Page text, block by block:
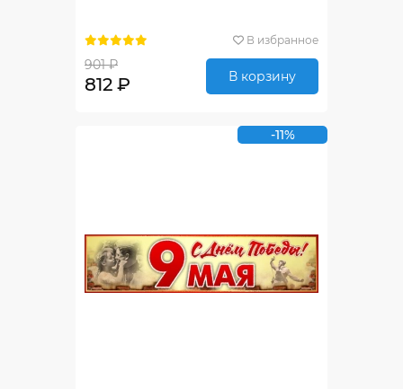
В избранное
901 ₽
812 ₽ В корзину
-11%